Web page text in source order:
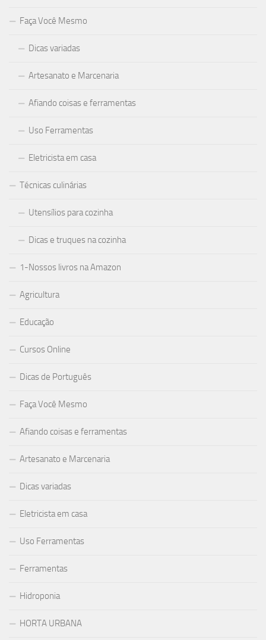
Faça Você Mesmo
Dicas variadas
Artesanato e Marcenaria
Afiando coisas e ferramentas
Uso Ferramentas
Eletricista em casa
Técnicas culinárias
Utensílios para cozinha
Dicas e truques na cozinha
1-Nossos livros na Amazon
Agricultura
Educação
Cursos Online
Dicas de Português
Faça Você Mesmo
Afiando coisas e ferramentas
Artesanato e Marcenaria
Dicas variadas
Eletricista em casa
Uso Ferramentas
Ferramentas
Hidroponia
HORTA URBANA